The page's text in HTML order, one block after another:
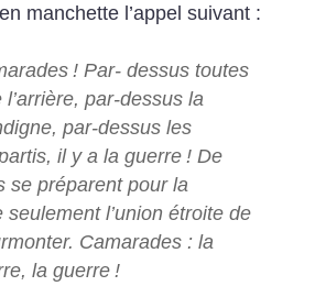
manchette l’appel suivant :
! Par- dessus toutes
par-dessus la
par-dessus les
il y a la guerre ! De
se préparent pour la
seulement ­l’union étroite de
Camarades : la
la guerre !